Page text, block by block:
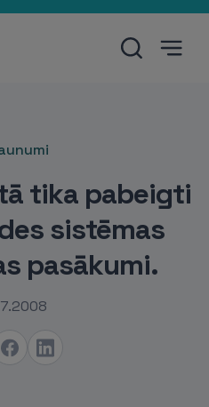
tika pabeigti
sistēmas
pasākumi.